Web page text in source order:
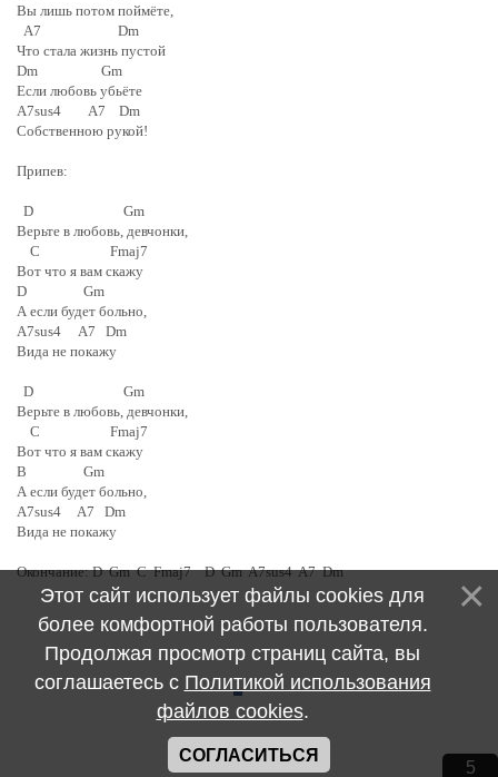
Вы лишь потом поймёте,
A7 Dm
Что стала жизнь пустой
Dm Gm
Если любовь убьёте
A7sus4 A7 Dm
Собственною рукой!
Припев:
D Gm
Верьте в любовь, девчонки,
C Fmaj7
Вот что я вам скажу
D Gm
А если будет больно,
A7sus4 A7 Dm
Вида не покажу
D Gm
Верьте в любовь, девчонки,
C Fmaj7
Вот что я вам скажу
B Gm
А если будет больно,
A7sus4 A7 Dm
Вида не покажу
Окончание: D Gm C Fmaj7 D Gm A7sus4 A7 Dm
Этот сайт использует файлы cookies для
более комфортной работы пользователя.
Продолжая просмотр страниц сайта, вы
соглашаетесь с Политикой использования
файлов cookies.
СОГЛАСИТЬСЯ
4